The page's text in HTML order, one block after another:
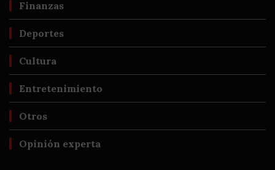
Finanzas
Deportes
Cultura
Entretenimiento
Otros
Opinión experta